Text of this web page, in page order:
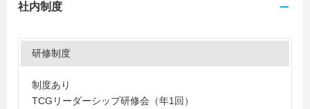
社内制度
研修制度
制度あり
TCGリーダーシップ研修会（年1回）